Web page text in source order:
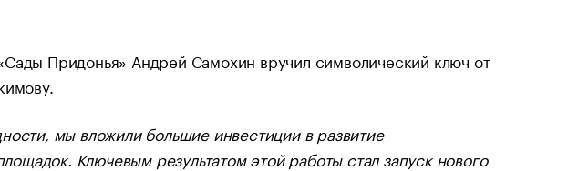
Придонья» Андрей Самохин вручил символический ключ от
мы вложили большие инвестиции в развитие
Ключевым результатом этой работы стал запуск нового